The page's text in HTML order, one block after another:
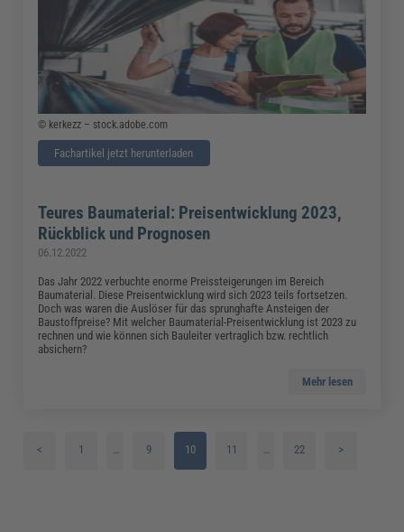
© kerkezz – stock.adobe.com
Fachartikel jetzt herunterladen
Teures Baumaterial: Preisentwicklung 2023,
Rückblick und Prognosen
06.12.2022
Das Jahr 2022 verbuchte enorme Preissteigerungen im Bereich
Baumaterial. Diese Preisentwicklung wird sich 2023 teils fortsetzen.
Doch was waren die Auslöser für das sprunghafte Ansteigen der
Baustoffpreise? Mit welcher Baumaterial-Preisentwicklung ist 2023 zu
rechnen und wie können sich Bauleiter vertraglich bzw. rechtlich
absichern?
Mehr lesen
< 1 … 9 10 11 … 22 >